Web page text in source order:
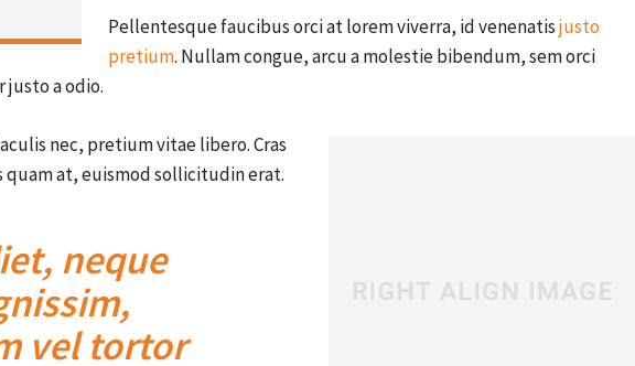
Pellentesque faucibus orci at lorem viverra, id venenatisjusto
pretium. Nullam congue, arcu a molestie bibendum, sem orci
justo a odio.
nec, pretium vitae libero. Cras
at, euismod sollicitudin erat.
neque
vel tortor